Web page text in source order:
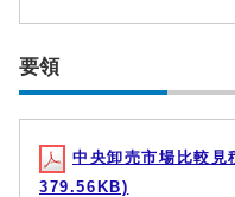
要領
中央卸売市場比較見
379.56KB)